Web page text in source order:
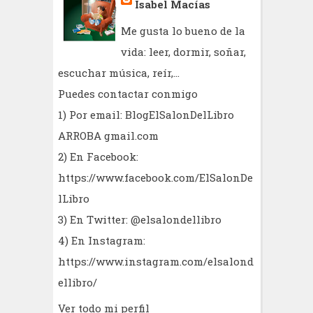
Isabel Macías
Me gusta lo bueno de la
vida: leer, dormir, soñar,
escuchar música, reír,...
Puedes contactar conmigo
1) Por email: BlogElSalonDelLibro
ARROBA gmail.com
2) En Facebook:
https://www.facebook.com/ElSalonDe
lLibro
3) En Twitter: @elsalondellibro
4) En Instagram:
https://www.instagram.com/elsalond
ellibro/
Ver todo mi perfil